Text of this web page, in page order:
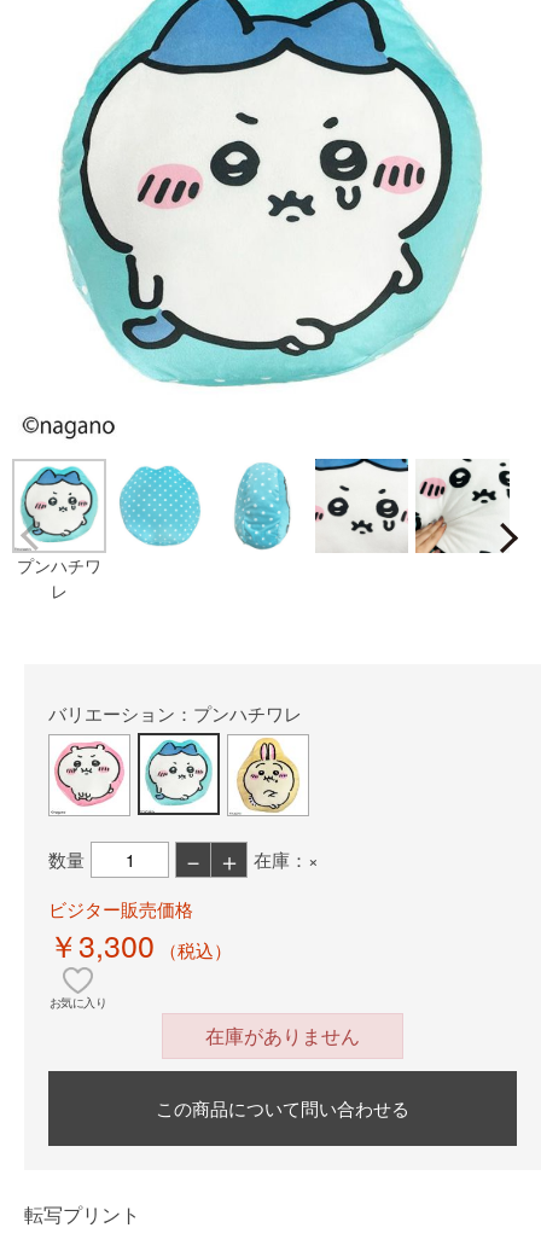
プンハチワ
レ
Prev
バリエーション：プンハチワレ
数量 － ＋
在庫：×
ビジター販売価格
￥3,300 （税込）
お気に入り
在庫がありません
この商品について問い合わせる
転写プリント